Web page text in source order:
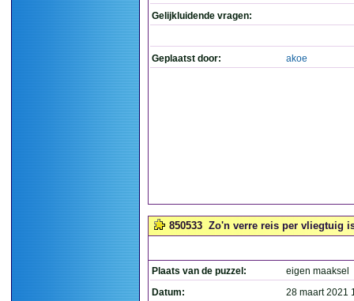
Gelijkluidende vragen:
Geplaatst door: akoe
850533 Zo'n verre reis per vliegtuig
Plaats van de puzzel:
eigen maaksel
Datum:
28 maart 2021